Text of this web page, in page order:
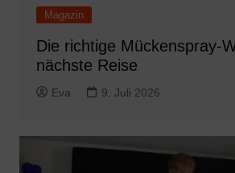
Magazin
Die richtige Mückenspray-
nächste Reise
Eva 9. Juli 2026